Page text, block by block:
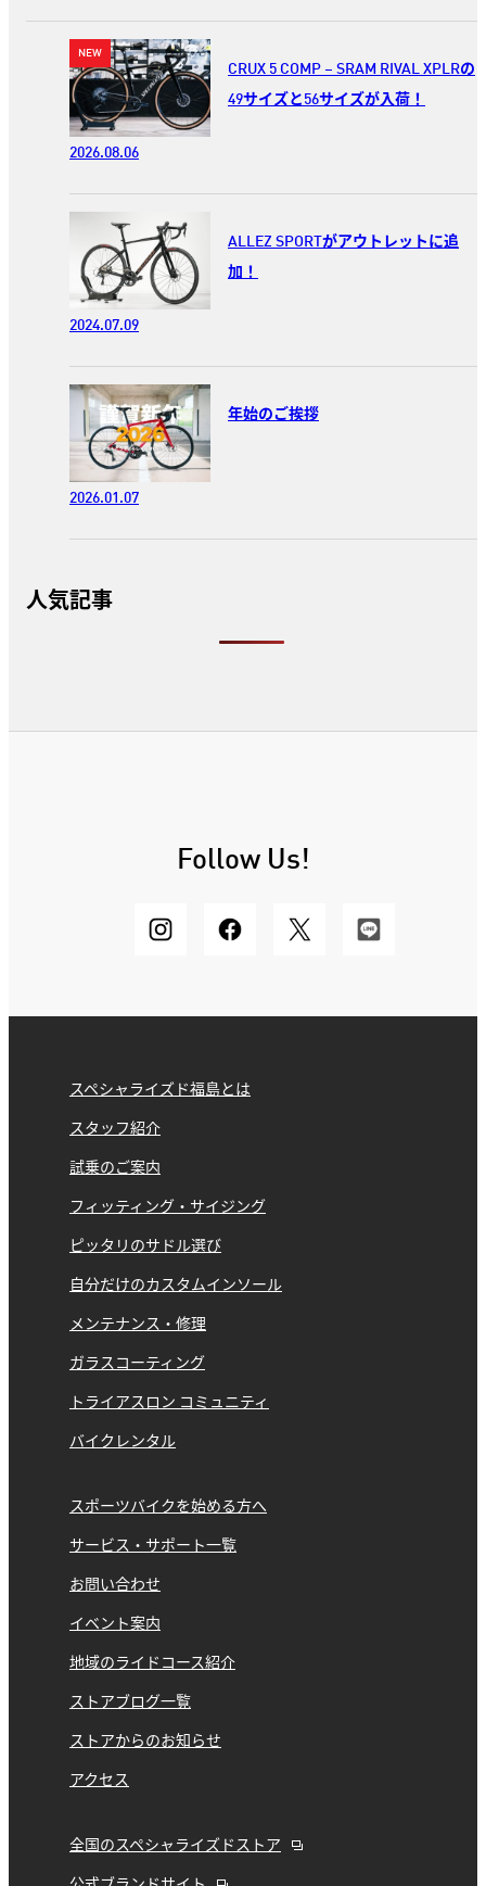
CRUX 5 COMP – SRAM RIVAL XPLRの
49サイズと56サイズが入荷！
2026.08.06
ALLEZ SPORTがアウトレットに追
加！
2024.07.09
年始のご挨拶
2026.01.07
人気記事
Follow Us!
スペシャライズド福島とは
スタッフ紹介
試乗のご案内
フィッティング・サイジング
ピッタリのサドル選び
自分だけのカスタムインソール
メンテナンス・修理
ガラスコーティング
トライアスロン コミュニティ
バイクレンタル
スポーツバイクを始める方へ
サービス・サポート一覧
お問い合わせ
イベント案内
地域のライドコース紹介
ストアブログ一覧
ストアからのお知らせ
アクセス
全国のスペシャライズドストア